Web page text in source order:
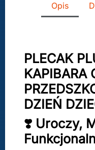
Opis
PLECAK
KAPIBARA
DZIEŃ
❣️ Uroczy,